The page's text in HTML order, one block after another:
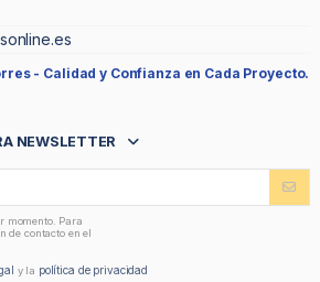
- Calidad y Confianza en Cada Proyecto.
NEWSLETTER
momento. Para
de contacto en el
y la política de privacidad